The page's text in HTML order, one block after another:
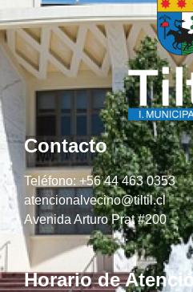
Contacto
Teléfono: +56 44 463 0353
atencionalvecino@tiltil.cl
Avenida Arturo Prat #200
Horario de